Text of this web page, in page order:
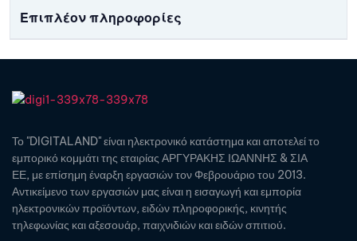
Επιπλέον πληροφορίες
Το "DIGITALAND" είναι ηλεκτρονικό κατάστημα και αποτελεί το
εμπορικό κομμάτι της εταιρίας ΑΡΓΥΡΑΚΗΣ ΙΩΑΝΝΗΣ & ΣΙΑ
ΕΕ, με επίσημη έναρξη εργασιών τον Φεβρουάριο του 2013.
Αντικείμενο των εργασιών μας είναι η εισαγωγή και εμπορία
ηλεκτρονικών προϊόντων, ειδών πληροφορικής, κινητής
τηλεφωνίας και αξεσουάρ, παιχνιδιών και ειδών σπιτιού.